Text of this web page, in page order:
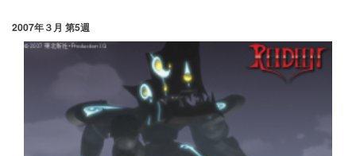
2007年３月 第5週